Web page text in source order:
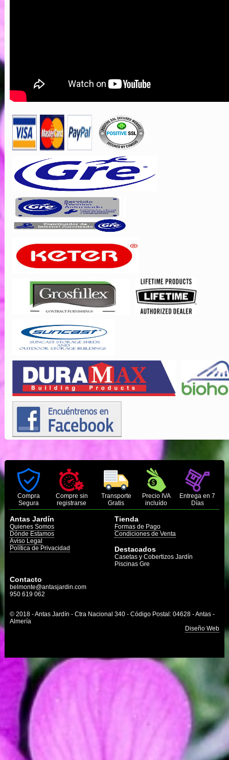
Compra
Segura
Compre sin
registrarse
Transporte
Gratis
Precio IVA
incluído
Entrega en 7
Días
Antas Jardín
Quienes Somos
Dónde Estamos
Aviso Legal
Política de Privacidad
Tienda
Formas de Pago
Condiciones de Venta
Destacados
Casetas y Cobertizos Jardín
Piscinas Gre
Contacto
belmonte@antasjardin.com
950 619 062
© 2018 - Antas Jardín - Ctra Nacional 340 - Código Postal: 04628 - Antas -
Almería
Diseño Web